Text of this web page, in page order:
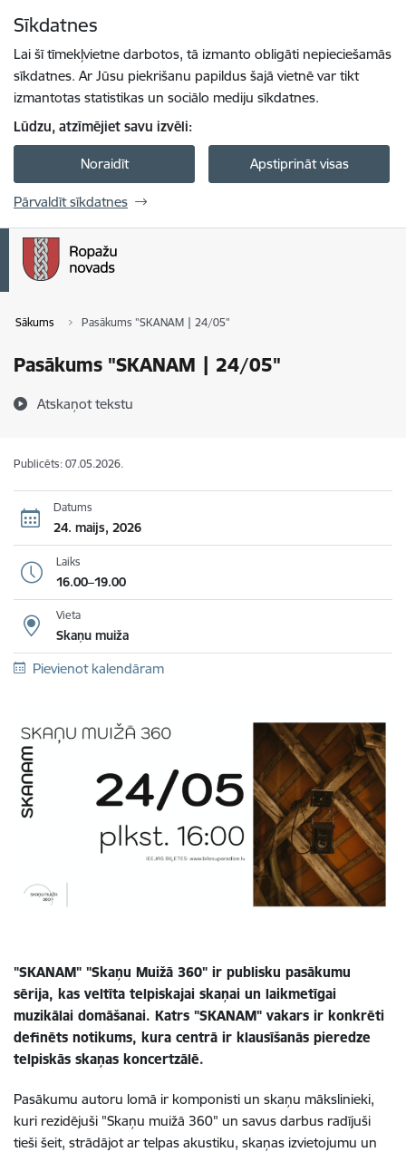
Sīkdatnes
Lai šī tīmekļvietne darbotos, tā izmanto obligāti nepieciešamās
sīkdatnes. Ar Jūsu piekrišanu papildus šajā vietnē var tikt
izmantotas statistikas un sociālo mediju sīkdatnes.
Lūdzu, atzīmējiet savu izvēli:
Noraidīt Apstiprināt visas
Pārvaldīt sīkdatnes
Sākums Pasākums "SKANAM | 24/05"
Pasākums "SKANAM | 24/05"
Atskaņot tekstu
Publicēts: 07.05.2026.
Datums
24. maijs, 2026
Laiks
16.00–19.00
Vieta
Skaņu muiža
Pievienot kalendāram
"SKANAM" "Skaņu Muižā 360" ir publisku pasākumu
sērija, kas veltīta telpiskajai skaņai un laikmetīgai
muzikālai domāšanai. Katrs "SKANAM" vakars ir konkrēti
definēts notikums, kura centrā ir klausīšanās pieredze
telpiskās skaņas koncertzālē.
Pasākumu autoru lomā ir komponisti un skaņu mākslinieki,
kuri rezidējuši "Skaņu muižā 360" un savus darbus radījuši
tieši šeit, strādājot ar telpas akustiku, skaņas izvietojumu un